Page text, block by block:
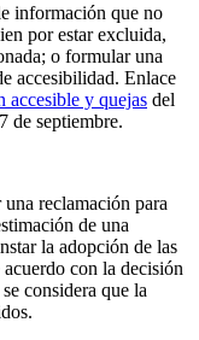
información que no
por estar excluida,
o formular una
accesibilidad. Enlace
accesible y quejas del
de septiembre.
reclamación para
de una
la adopción de las
con la decisión
considera que la